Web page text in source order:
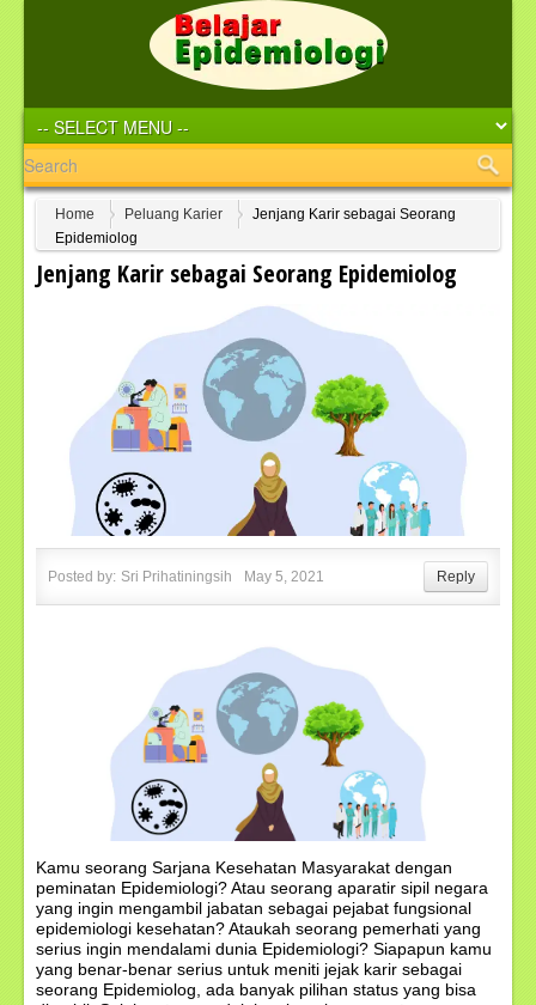
Home Peluang Karier
Jenjang Karir sebagai Seorang
Epidemiolog
Jenjang Karir sebagai Seorang Epidemiolog
Posted by: Sri Prihatiningsih May 5, 2021 Reply
Kamu seorang Sarjana Kesehatan Masyarakat dengan
peminatan Epidemiologi? Atau seorang aparatir sipil negara
yang ingin mengambil jabatan sebagai pejabat fungsional
epidemiologi kesehatan? Ataukah seorang pemerhati yang
serius ingin mendalami dunia Epidemiologi? Siapapun kamu
yang benar-benar serius untuk meniti jejak karir sebagai
seorang Epidemiolog, ada banyak pilihan status yang bisa